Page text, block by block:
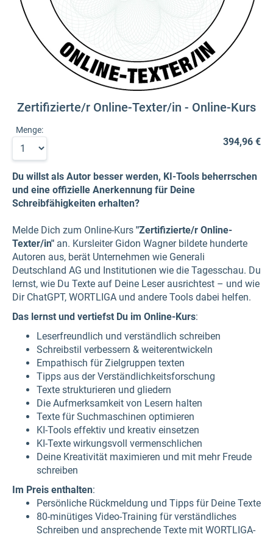
Zertifizierte/r Online-Texter/in - Online-Kurs
Menge:
394,96 €
Du willst als Autor besser werden, KI-Tools beherrschen
und eine offizielle Anerkennung für Deine
Schreibfähigkeiten erhalten?
Melde Dich zum Online-Kurs "Zertifizierte/r Online-
Texter/in" an. Kursleiter Gidon Wagner bildete hunderte
Autoren aus, berät Unternehmen wie Generali
Deutschland AG und Institutionen wie die Tagesschau. Du
lernst, wie Du Texte auf Deine Leser ausrichtest – und wie
Dir ChatGPT, WORTLIGA und andere Tools dabei helfen.
Das lernst und vertiefst Du im Online-Kurs:
Leserfreundlich und verständlich schreiben
Schreibstil verbessern & weiterentwickeln
Empathisch für Zielgruppen texten
Tipps aus der Verständlichkeitsforschung
Texte strukturieren und gliedern
Die Aufmerksamkeit von Lesern halten
Texte für Suchmaschinen optimieren
KI-Tools effektiv und kreativ einsetzen
KI-Texte wirkungsvoll vermenschlichen
Deine Kreativität maximieren und mit mehr Freude
schreiben
Im Preis enthalten:
Persönliche Rückmeldung und Tipps für Deine Texte
80-minütiges Video-Training für verständliches
Schreiben und ansprechende Texte mit WORTLIGA-